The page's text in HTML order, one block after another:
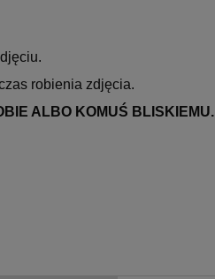
robienia zdjęcia.
ALBO KOMUŚ BLISKIEMU.